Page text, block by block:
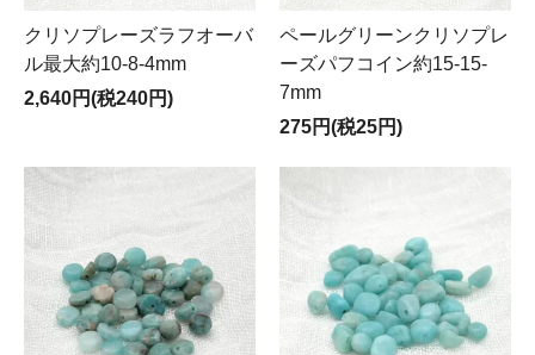
クリソプレーズラフオーバ
ル最大約10-8-4mm
2,640円(税240円)
ペールグリーンクリソプレ
ーズパフコイン約15-15-
7mm
275円(税25円)